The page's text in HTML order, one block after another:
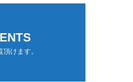
けます。